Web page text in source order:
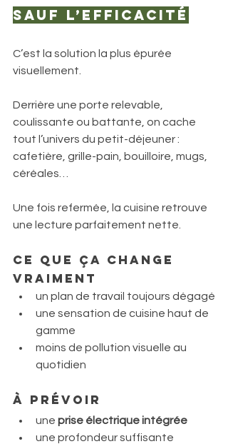
sauf l’efficacité
C’est la solution la plus épurée
visuellement.
Derrière une porte relevable,
coulissante ou battante, on cache
tout l’univers du petit-déjeuner :
cafetière, grille-pain, bouilloire, mugs,
céréales…
Une fois refermée, la cuisine retrouve
une lecture parfaitement nette.
Ce que ça change
vraiment
un plan de travail toujours dégagé
une sensation de cuisine haut de
gamme
moins de pollution visuelle au
quotidien
À prévoir
une prise électrique intégrée
une profondeur suffisante